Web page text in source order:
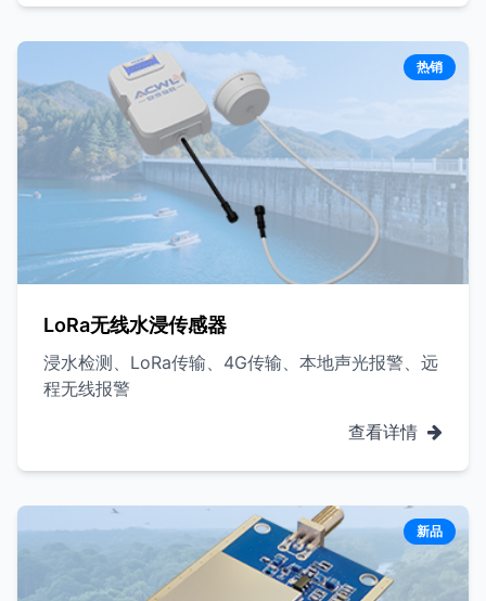
热销
LoRa无线水浸传感器
浸水检测、LoRa传输、4G传输、本地声光报警、远
程无线报警
查看详情
新品